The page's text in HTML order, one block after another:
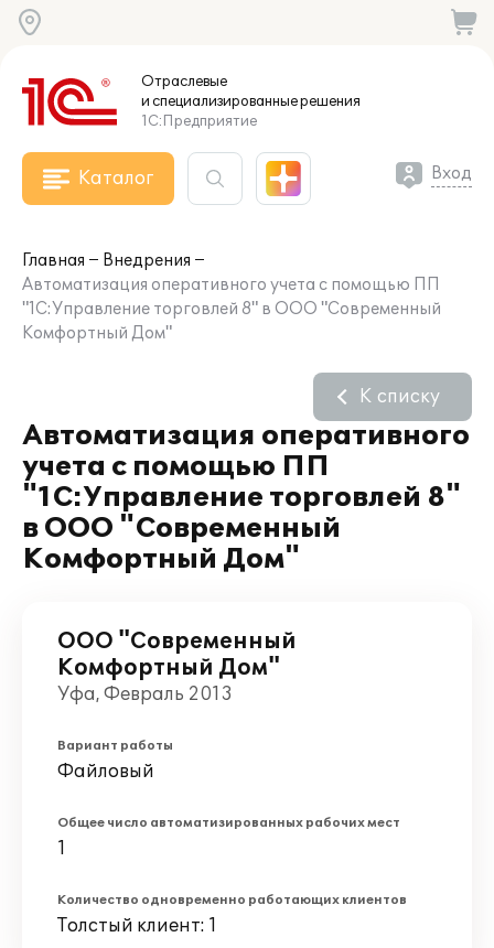
Отраслевые
и специализированныерешения
1С:Предприятие
Каталог Вход
Главная
Внедрения
Автоматизация оперативного учета с помощью ПП
"1С:Управление торговлей 8" в ООО "Современный
Комфортный Дом"
Автоматизация оперативного
учета с помощью ПП
"1С:Управление торговлей 8"
в ООО "Современный
Комфортный Дом"
К списку
ООО "Современный
Комфортный Дом"
Уфа, Февраль 2013
Вариант работы
Файловый
Общее число автоматизированных рабочих мест
1
Количество одновременно работающих клиентов
Толстый клиент: 1